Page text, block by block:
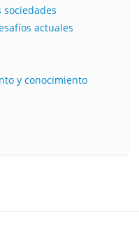
actuales
y conocimiento